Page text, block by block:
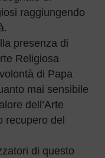
raggiungendo
presenza di
Religiosa
di Papa
mai sensibile
dell’Arte
recupero del
di questo